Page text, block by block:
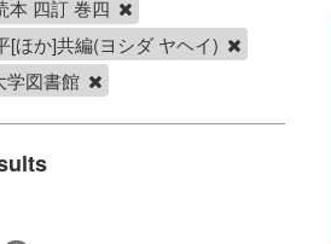
本 四訂 巻四
[ほか]共編(ヨシダ ヤヘイ)
学図書館